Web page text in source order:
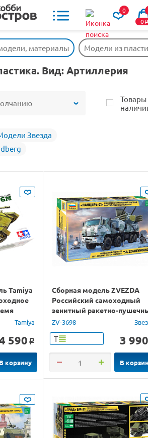
0
0o
материалы Модели из
Вид: Артиллерия
Товары
Звезда
Tamiya
траки
Tamiya
590 o
В корзину
Сборная модель ZVEZDA
Российский самоходный
зенитный ракетно-
комплекс Панцирь-С1, 1/35
ZV-3698
Т 3 990
В